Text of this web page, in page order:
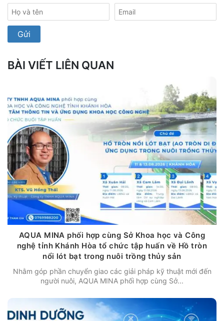
BÀI VIẾT LIÊN QUAN
AQUA MINA phối hợp cùng Sở Khoa học và Công
nghệ tỉnh Khánh Hòa tổ chức tập huấn về Hồ tròn
nổi lót bạt trong nuôi trồng thủy sản
Nhằm góp phần chuyển giao các giải pháp kỹ thuật mới đến
người nuôi, AQUA MINA phối hợp cùng Sở...